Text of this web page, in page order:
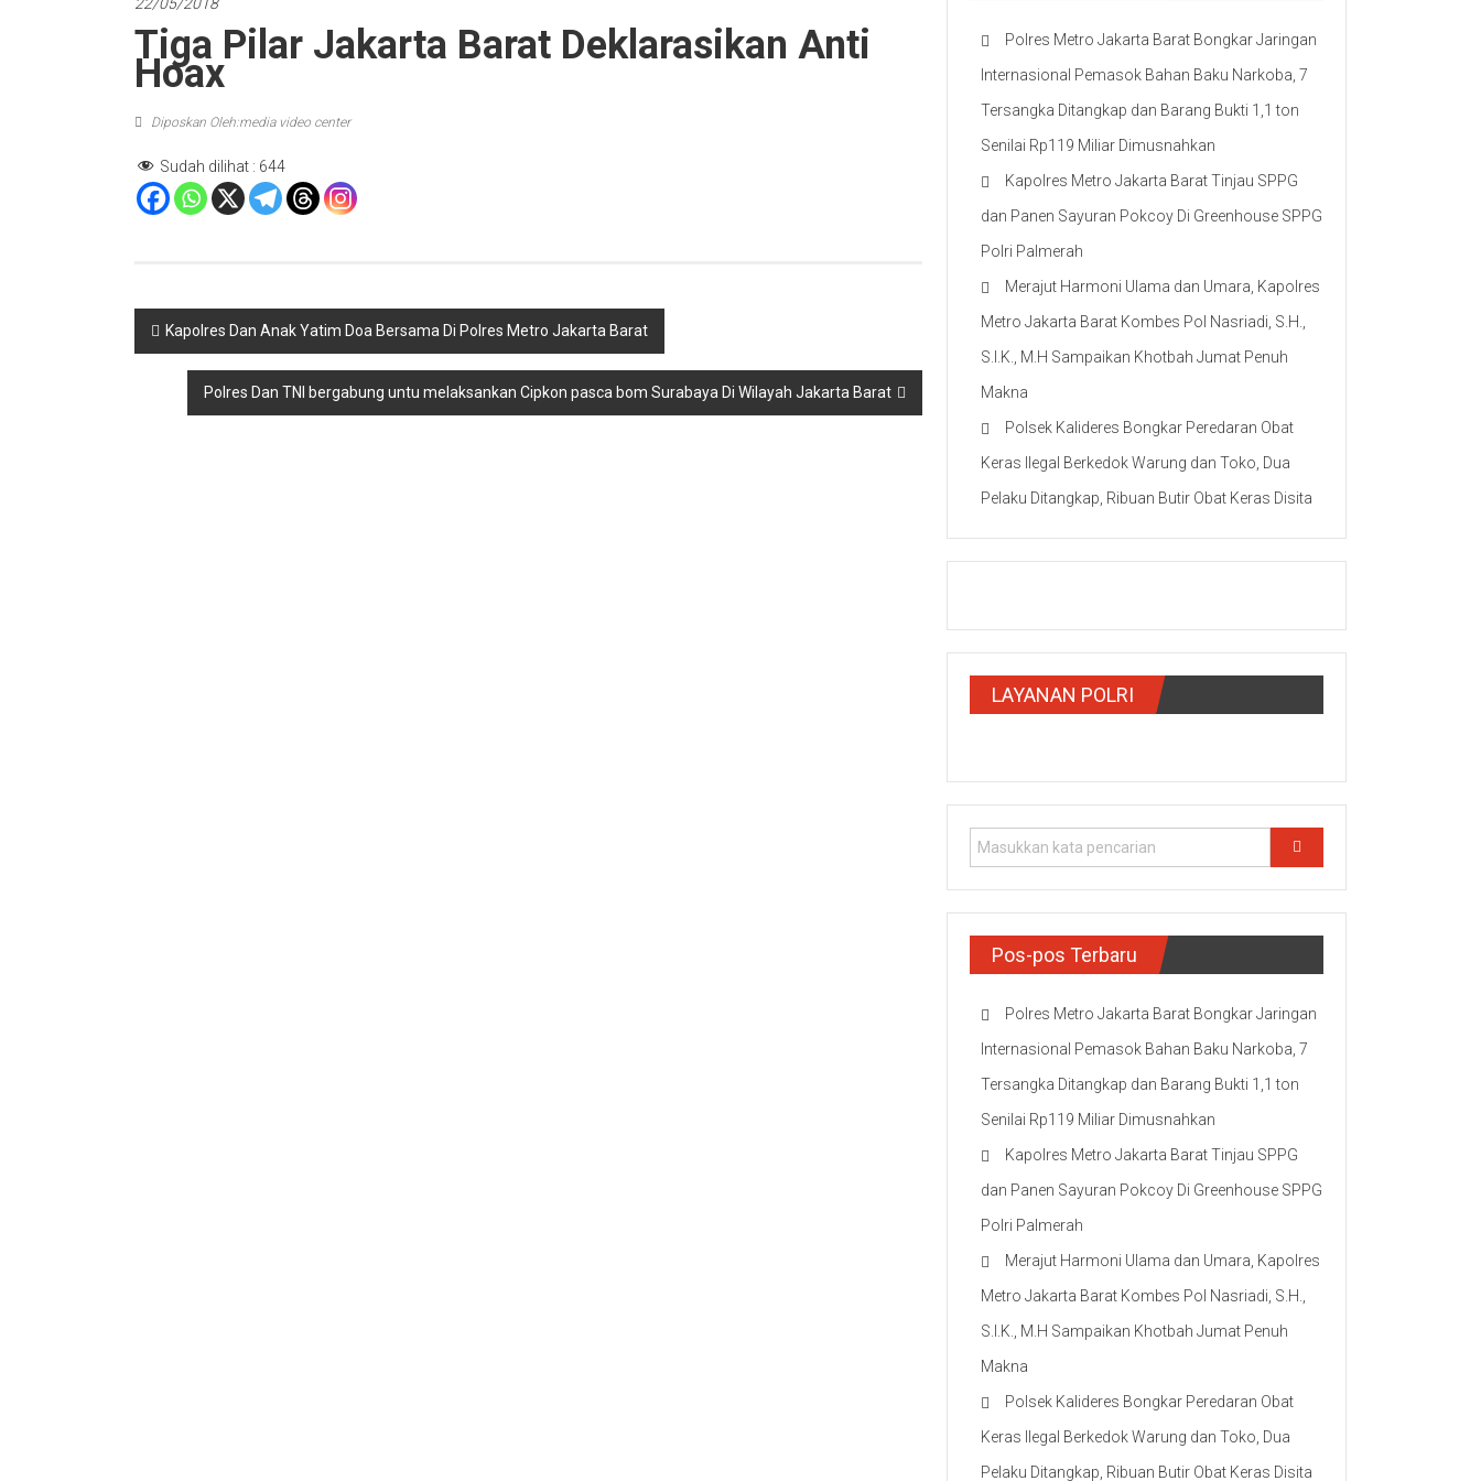
Tiga Pilar Jakarta Barat Deklarasikan Anti
Hoax
Diposkan Oleh:media video center
Sudah dilihat : 644
Navigasi
Kapolres Dan Anak Yatim Doa Bersama Di Polres Metro Jakarta Barat
Polres Dan TNI bergabung untu melaksankan Cipkon pasca bom Surabaya Di Wilayah Jakarta Barat
Polres Metro Jakarta Barat Bongkar Jaringan
Internasional Pemasok Bahan Baku Narkoba, 7
Tersangka Ditangkap dan Barang Bukti 1,1 ton
Senilai Rp119 Miliar Dimusnahkan
Kapolres Metro Jakarta Barat Tinjau SPPG
dan Panen Sayuran Pokcoy Di Greenhouse SPPG
Polri Palmerah
Merajut Harmoni Ulama dan Umara, Kapolres
Metro Jakarta Barat Kombes Pol Nasriadi, S.H.,
S.I.K., M.H Sampaikan Khotbah Jumat Penuh
Makna
Polsek Kalideres Bongkar Peredaran Obat
Keras Ilegal Berkedok Warung dan Toko, Dua
Pelaku Ditangkap, Ribuan Butir Obat Keras Disita
LAYANAN POLRI
Pos-pos Terbaru
Polres Metro Jakarta Barat Bongkar Jaringan
Internasional Pemasok Bahan Baku Narkoba, 7
Tersangka Ditangkap dan Barang Bukti 1,1 ton
Senilai Rp119 Miliar Dimusnahkan
Kapolres Metro Jakarta Barat Tinjau SPPG
dan Panen Sayuran Pokcoy Di Greenhouse SPPG
Polri Palmerah
Merajut Harmoni Ulama dan Umara, Kapolres
Metro Jakarta Barat Kombes Pol Nasriadi, S.H.,
S.I.K., M.H Sampaikan Khotbah Jumat Penuh
Makna
Polsek Kalideres Bongkar Peredaran Obat
Keras Ilegal Berkedok Warung dan Toko, Dua
Pelaku Ditangkap, Ribuan Butir Obat Keras Disita